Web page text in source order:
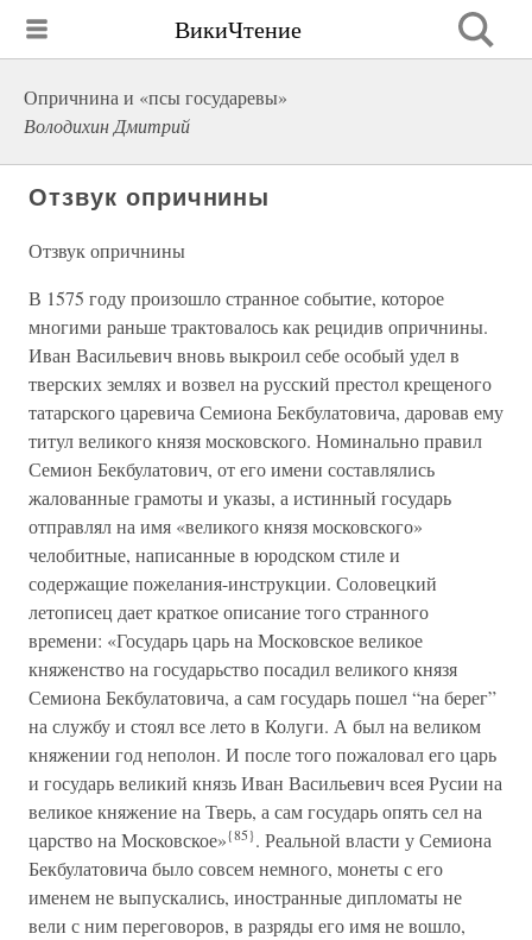
ВикиЧтение
Опричнина и «псы государевы»
Володихин Дмитрий
Отзвук опричнины
Отзвук опричнины
В 1575 году произошло странное событие, которое
многими раньше трактовалось как рецидив опричнины.
Иван Васильевич вновь выкроил себе особый удел в
тверских землях и возвел на русский престол крещеного
татарского царевича Семиона Бекбулатовича, даровав ему
титул великого князя московского. Номинально правил
Семион Бекбулатович, от его имени составлялись
жалованные грамоты и указы, а истинный государь
отправлял на имя «великого князя московского»
челобитные, написанные в юродском стиле и
содержащие пожелания-инструкции. Соловецкий
летописец дает краткое описание того странного
времени: «Государь царь на Московское великое
княженство на государьство посадил великого князя
Семиона Бекбулатовича, а сам государь пошел “на берег”
на службу и стоял все лето в Колуги. А был на великом
княжении год неполон. И после того пожаловал его царь
и государь великий князь Иван Васильевич всея Русии на
великое княжение на Тверь, а сам государь опять сел на
царство на Московское»{85}. Реальной власти у Семиона
Бекбулатовича было совсем немного, монеты с его
именем не выпускались, иностранные дипломаты не
вели с ним переговоров, в разряды его имя не вошло,